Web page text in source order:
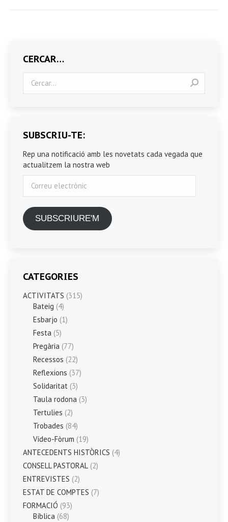
CERCAR…
SUBSCRIU-TE:
Rep una notificació amb les novetats cada vegada que
actualitzem la nostra web
electrònic
SUBSCRIURE'M
CATEGORIES
ACTIVITATS (315)
Bateig (4)
Esbarjo (1)
Festa (5)
Pregària (77)
Recessos (22)
Reflexions (37)
Solidaritat (3)
Taula rodona (3)
Tertulies (2)
Trobades (84)
Vídeo-Fòrum (19)
ANTECEDENTS HISTÒRICS (4)
CONSELL PASTORAL (2)
ENTREVISTES (2)
ESTAT DE COMPTES (7)
FORMACIÓ (93)
Bíblica (68)